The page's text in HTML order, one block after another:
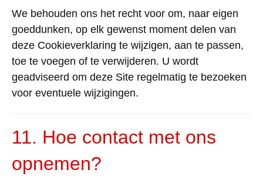
We behouden ons het recht voor om, naar eigen
goeddunken, op elk gewenst moment delen van
deze Cookieverklaring te wijzigen, aan te passen,
toe te voegen of te verwijderen. U wordt
geadviseerd om deze Site regelmatig te bezoeken
voor eventuele wijzigingen.
11. Hoe contact met ons
opnemen?